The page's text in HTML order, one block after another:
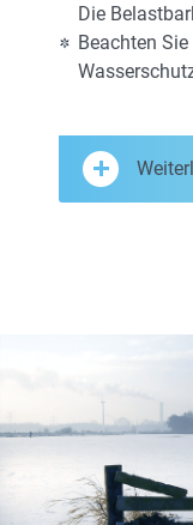
Die
Beachten